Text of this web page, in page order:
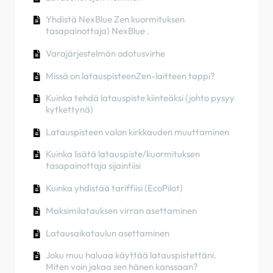
Vaiheiden kierros
RCD-testausmenettely
odottamattomia toimintahäiriöitä
Jäännösvirta-suojaus
Vaiheiden kierros
Kuinka käyttää aurinkoenergiaa auton
lataamiseen
Kuinka tarkistaa, onko tuotteessa ilmennyt
odottamattomia toimintahäiriöitä
NexBlue Zen älymittari) liittäminen Wi-Fi-
Integroi aurinkopaneelin liitin kuormituksen
tasapainottajaan
Tuotteen tehdasasetusten palauttaminen
Kohteiden luominen ja hallinta
Kuinka tarkistaa, onko tuotteessa ilmennyt
odottamattomia toimintahäiriöitä
Lataustila
Vaiheiden kierros
Omistusoikeuden siirtäminen loppuasiakkaalle
(kumppaniportaali)
Esikonfigurointi: Suorita asennuksen
konfigurointi etänä portaalissa.
Tarvitseeko jokainen uusi asentaja hankkia
käyttäjätunnuksen ja salasanan?
Kuinka vaihtaa pääsulake Partner Portalissa？
Laturin värit
Yhdistä NexBlue Zen kuormituksen
tasapainottaja) NexBlue .
Varajärjestelmän odotusvirhe
Missä on latauspisteenZen-laitteen tappi?
Kuinka tehdä latauspiste kiinteäksi (johto pysyy
kytkettynä)
Latauspisteen valon kirkkauden muuttaminen
Kuinka lisätä latauspiste/kuormituksen
tasapainottaja sijaintiisi
Kuinka yhdistää tariffiisi (EcoPilot)
Maksimilatauksen virran asettaminen
Latausaikataulun asettaminen
Joku muu haluaa käyttää latauspistettäni.
Miten voin jakaa sen hänen kanssaan?